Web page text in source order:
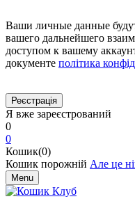
Ваши личные данные
вашего дальнейшего
доступом к вашему
документе політика
Я вже зареєстрований
0
0
Кошик(0)
Кошик порожній Але це
Menu